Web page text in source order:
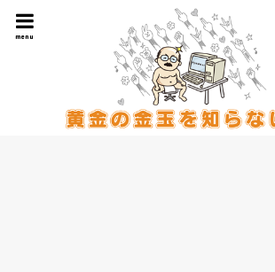
menu